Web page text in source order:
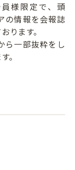
様限定で、頭
の情報を会報誌
ります。
ら一部抜粋をし
。